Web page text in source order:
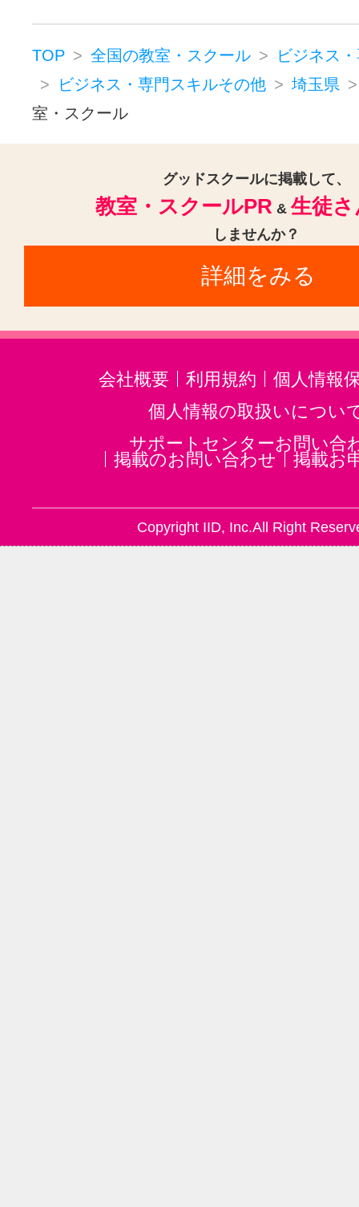
TOP 全国の教室・スクール
ビジネス
ビジネス・専門スキルその他
埼玉県
室・スクール
グッドスクールに掲載して、
教室・スクールPR & 生徒
しませんか？
詳細をみる
会社概要 利用規約
個人情報
個人情報の取扱いについ
サポートセンターお問い合
掲載のお問い合わせ
掲載お
Copyright IID, Inc.All Right